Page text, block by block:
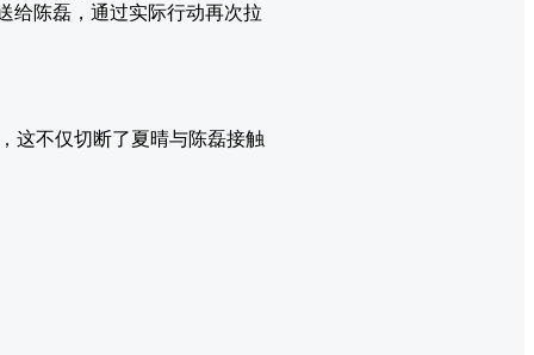
给陈磊，通过实际行动再次拉
这不仅切断了夏晴与陈磊接触